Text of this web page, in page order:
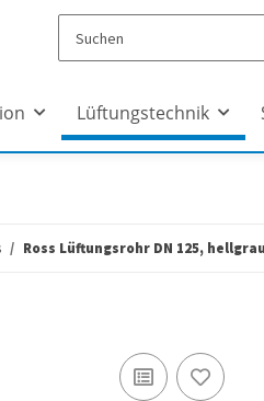
Lüftungstechnik
Ross Lüftungsrohr DN 125, hellgrau